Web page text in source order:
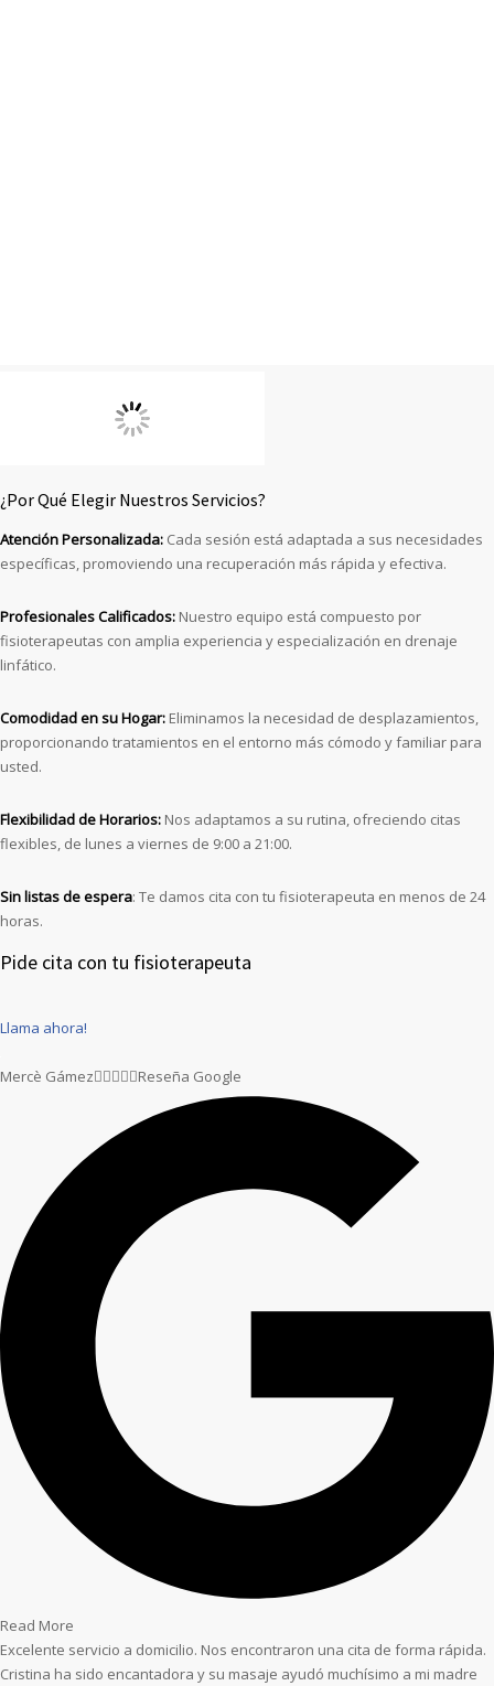
¿Por Qué Elegir Nuestros Servicios?
Atención Personalizada: Cada sesión está adaptada a sus necesidades
específicas, promoviendo una recuperación más rápida y efectiva.
Profesionales Calificados: Nuestro equipo está compuesto por
fisioterapeutas con amplia experiencia y especialización en drenaje
linfático.
Comodidad en su Hogar: Eliminamos la necesidad de desplazamientos,
proporcionando tratamientos en el entorno más cómodo y familiar para
usted.
Flexibilidad de Horarios: Nos adaptamos a su rutina, ofreciendo citas
flexibles, de lunes a viernes de 9:00 a 21:00.
Sin listas de espera: Te damos cita con tu fisioterapeuta en menos de 24
horas.
Pide cita con tu fisioterapeuta
Llama ahora!
Mercè GámezReseña Google
Read More
Excelente servicio a domicilio. Nos encontraron una cita de forma rápida.
Cristina ha sido encantadora y su masaje ayudó muchísimo a mi madre